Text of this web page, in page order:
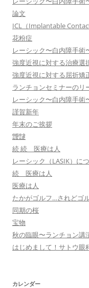
論文
ICL（Implantable Contact
花粉症
レーシック〜白内障手
強度近視に対する治療選
強度近視に対する屈折矯
ランチョンセミナーのリ
レーシック〜白内障手術
謹賀新年
年末のご挨拶
靉靆
続 続 医療は人
レーシック（LASIK）に
続 医療は人
医療は人
たかがゴルフ…されどゴ
同期の桜
宝物
秋の臨眼〜ランチョン講
はじめまして！サトウ眼
カレンダー